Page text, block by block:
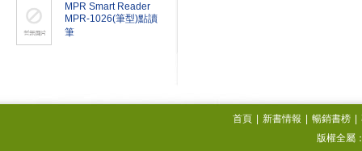
MPR Smart Reader
MPR-1026(筆型)點讀
筆
首頁 新書情報 暢銷書榜
版權全屬